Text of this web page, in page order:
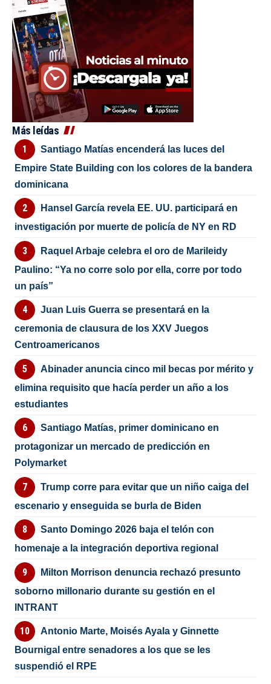
Más leídas
Santiago Matías encenderá las luces del
Empire State Building con los colores de la bandera
dominicana
Hansel García revela EE. UU. participará en
investigación por muerte de policía de NY en RD
Raquel Arbaje celebra el oro de Marileidy
Paulino: “Ya no corre solo por ella, corre por todo
un país”
Juan Luis Guerra se presentará en la
ceremonia de clausura de los XXV Juegos
Centroamericanos
Abinader anuncia cinco mil becas por mérito y
elimina requisito que hacía perder un año a los
estudiantes
Santiago Matías, primer dominicano en
protagonizar un mercado de predicción en
Polymarket
Trump corre para evitar que un niño caiga del
escenario y enseguida se burla de Biden
Santo Domingo 2026 baja el telón con
homenaje a la integración deportiva regional
Milton Morrison denuncia rechazó presunto
soborno millonario durante su gestión en el
INTRANT
Antonio Marte, Moisés Ayala y Ginnette
Bournigal entre senadores a los que se les
suspendió el RPE